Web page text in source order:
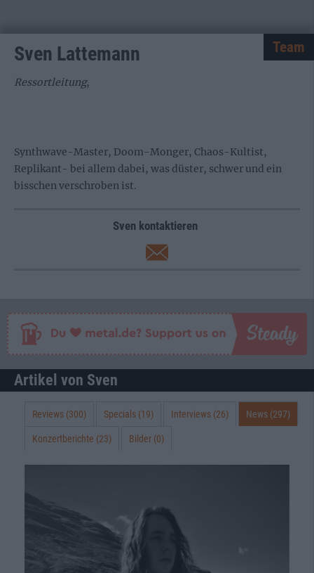
Team
Sven Lattemann
Ressortleitung,
Synthwave-Master, Doom-Monger, Chaos-Kultist,
Replikant- bei allem dabei, was düster, schwer und ein
bisschen verschroben ist.
Sven kontaktieren
Artikel von Sven
Reviews (300) Specials (19) Interviews (26) News (297)
Konzertberichte (23) Bilder (0)